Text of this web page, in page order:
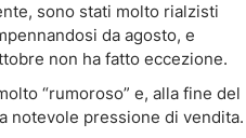
sono stati molto rialzisti
da agosto, e
non ha fatto eccezione.
“rumoroso” e, alla fine del
notevole pressione di vendita.